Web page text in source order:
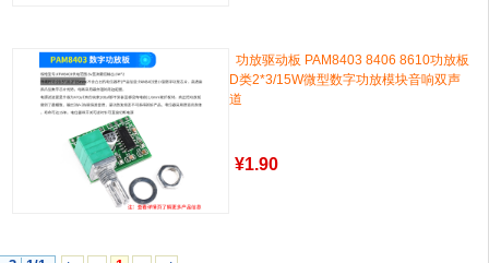
功放驱动板 PAM8403 8406 8610功放板
D类2*3/15W微型数字功放模块音响双声
道
¥1.90